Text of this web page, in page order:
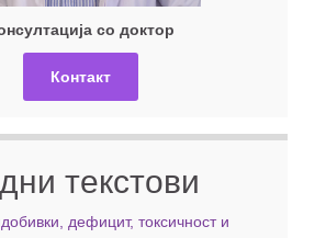
со доктор
Контакт
текстови
дефицит, токсичност и